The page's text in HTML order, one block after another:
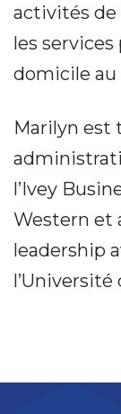
activités de
les services
domicile au
Marilyn est
l’Ivey
Western et
leadership
l’Université